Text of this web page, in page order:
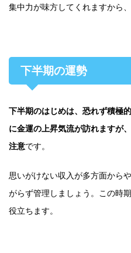
集中力が味方してくれますから
下半期の運勢
下半期のはじめは、恐れず積極
に金運の上昇気流が訪れますが
注意です。
思いがけない収入が多方面から
がらず管理しましょう。この時
役立ちます。